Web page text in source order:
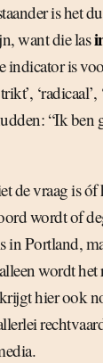
is het
want die las
indicator is
‘radicaal’,
“Ik ben
de vraag is
wordt of
in Portland,
wordt het
hier ook